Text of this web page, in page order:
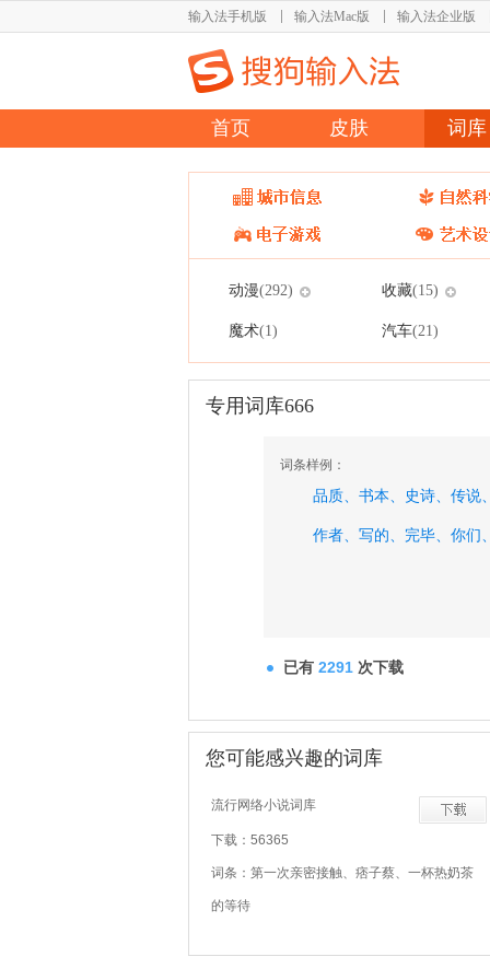
输入法手机版 输入法Mac版 输入法企业版
首页 皮肤 词库
动漫(292) 收藏(15)
魔术(1) 汽车(21)
专用词库666
词条样例：
品质、 书本、 史诗、 传说、
作者、 写的、 完毕、 你们、
已有 2291 次下载
您可能感兴趣的词库
流行网络小说词库
下载：56365
词条：第一次亲密接触、痞子蔡、一杯热奶茶
的等待